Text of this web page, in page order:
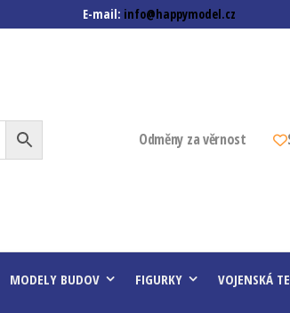
E-mail: info@happymodel.cz
Odměny za věrnost
MODELY BUDOV FIGURKY VOJENSKÁ